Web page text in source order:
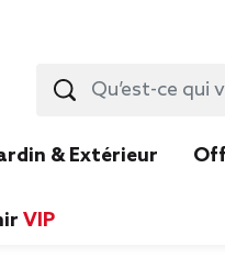
& Extérieur
VIP